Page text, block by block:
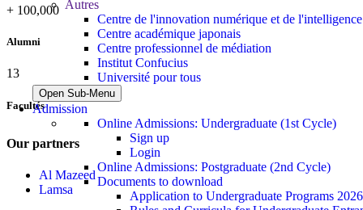
Autres
Centre de l'innovation numérique et de
Centre académique japonais
Centre professionnel de médiation
Institut Confucius
Université pour tous
Open Sub-Menu
Admission
Online Admissions: Undergraduate (1st Cycle)
Sign up
Login
Online Admissions: Postgraduate (2nd Cycle)
Documents to download
Application to Undergraduate Programs
+ 100,000
Alumni
13
Facultés
Our partners
Al Mazeed
Lamsa